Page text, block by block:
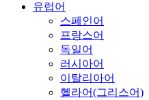
유럽어
스페인어
프랑스어
독일어
러시아어
이탈리아어
헬라어(그리스어)